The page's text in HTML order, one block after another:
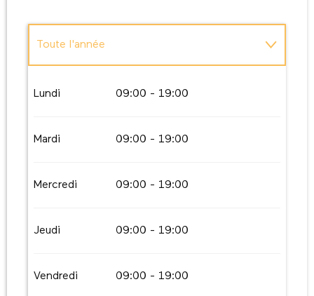
Toute l'année
Lundi 09:00 - 19:00
Mardi 09:00 - 19:00
Mercredi 09:00 - 19:00
Jeudi 09:00 - 19:00
Vendredi 09:00 - 19:00